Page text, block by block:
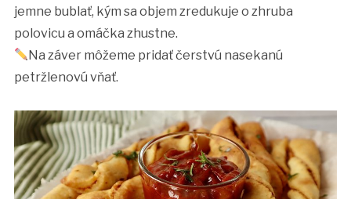
jemne bublať, kým sa objem zredukuje o zhruba
polovicu a omáčka zhustne.
Na záver môžeme pridať čerstvú nasekanú
petržlenovú vňať.